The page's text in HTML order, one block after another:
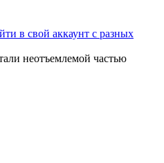
в свой аккаунт с разных
неотъемлемой частью